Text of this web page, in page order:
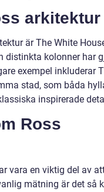
arkitektur
är The White
distinkta kolonner har
exempel inkluderar
stad, som båda
inspirerade
Ross
vara en viktig del av
mätning är det så